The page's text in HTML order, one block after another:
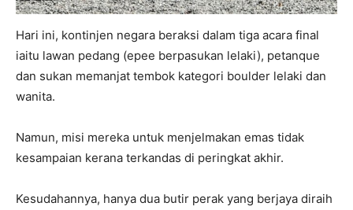
Hari ini, kontinjen negara beraksi dalam tiga acara final
iaitu lawan pedang (epee berpasukan lelaki), petanque
dan sukan memanjat tembok kategori boulder lelaki dan
wanita.
Namun, misi mereka untuk menjelmakan emas tidak
kesampaian kerana terkandas di peringkat akhir.
Kesudahannya, hanya dua butir perak yang berjaya diraih